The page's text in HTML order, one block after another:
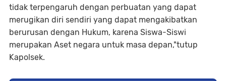
tidak terpengaruh dengan perbuatan yang dapat
merugikan diri sendiri yang dapat mengakibatkan
berurusan dengan Hukum, karena Siswa-Siswi
merupakan Aset negara untuk masa depan,"tutup
Kapolsek.